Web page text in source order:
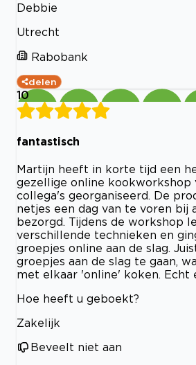
Debbie
Utrecht
Rabobank
delen
10
fantastisch
Martijn heeft in korte tijd een
gezellige online kookworkshop
collega's georganiseerd. De
netjes een dag van te voren bij
bezorgd. Tijdens de workshop
verschillende technieken en
groepjes online aan de slag.
groepjes aan de slag te gaan,
met elkaar 'online' koken. Echt
Hoe heeft u geboekt?
Zakelijk
Beveelt niet aan